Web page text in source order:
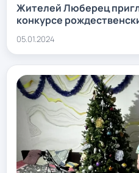
Жителей Люберец
конкурсе
05.01.2024